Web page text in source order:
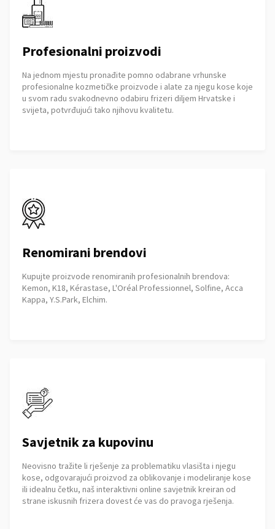
Profesionalni proizvodi
Na jednom mjestu pronađite pomno odabrane vrhunske
profesionalne kozmetičke proizvode i alate za njegu kose koje
u svom radu svakodnevno odabiru frizeri diljem Hrvatske i
svijeta, potvrđujući tako njihovu kvalitetu.
Renomirani brendovi
Kupujte proizvode renomiranih profesionalnih brendova:
Kemon, K18, Kérastase, L'Oréal Professionnel, Solfine, Acca
Kappa, Y.S.Park, Elchim.
Savjetnik za kupovinu
Neovisno tražite li rješenje za problematiku vlasišta i njegu
kose, odgovarajući proizvod za oblikovanje i modeliranje kose
ili idealnu četku, naš interaktivni online savjetnik kreiran od
strane iskusnih frizera dovest će vas do pravoga rješenja.